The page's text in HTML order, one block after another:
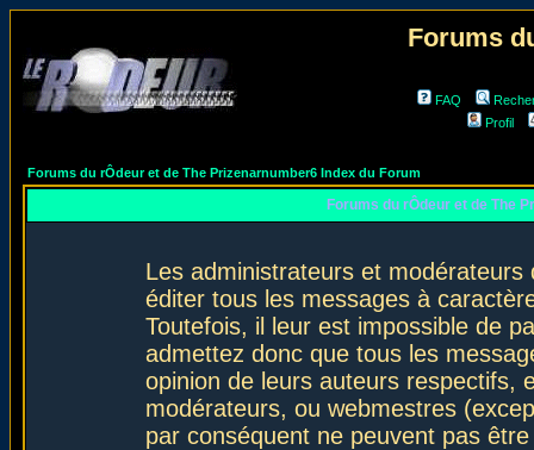
Forums
FAQ
Profil
Forums du rÔdeur et de The Prizenarnumber6 Index du Forum
Forums du rÔdeur et de The
Les administrateurs et
éditer tous les messages à
Toutefois, il leur est impossible de
admettez donc que tous les
opinion de leurs auteurs respectifs,
modérateurs, ou webmestres
par conséquent ne peuvent pas